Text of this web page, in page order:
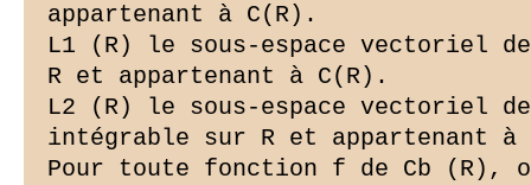
appartenant à C(R).
L1 (R) le sous-espace vectoriel
R et appartenant à C(R).
L2 (R) le sous-espace vectoriel
intégrable sur R et appartenant à
Pour toute fonction f de Cb